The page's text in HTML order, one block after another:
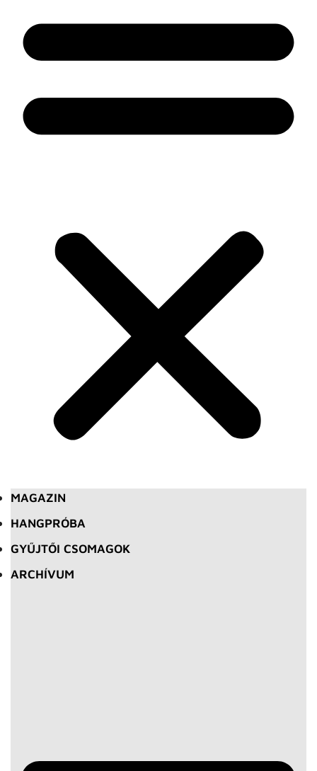
MAGAZIN
HANGPRÓBA
GYŰJTŐI CSOMAGOK
ARCHÍVUM